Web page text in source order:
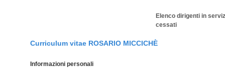
Elenco dirigenti in
cessati
Curriculum vitae ROSARIO MICCICHÈ
Informazioni personali